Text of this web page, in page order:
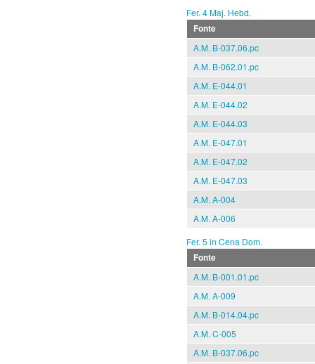
Fer. 4 Maj. Hebd.
Fonte
A.M. B-037.06.pc
A.M. B-062.01.pc
A.M. E-044.01
A.M. E-044.02
A.M. E-044.03
A.M. E-047.01
A.M. E-047.02
A.M. E-047.03
A.M. A-004
A.M. A-006
Fer. 5 in Cena Dom.
Fonte
A.M. B-001.01.pc
A.M. A-009
A.M. B-014.04.pc
A.M. C-005
A.M. B-037.06.pc